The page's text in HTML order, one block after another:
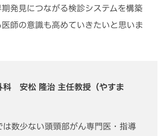
発見につながる検診システムを構築
師の意識も高めていきたいと思いま
科 安松 隆治 主任教授（やすま
は数少ない頭頸部がん専門医・指導